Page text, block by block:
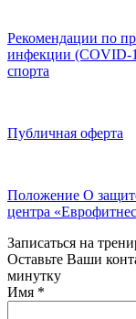
Рекомендации по
инфекции (COVID-
спорта
Публичная оферта
Положение О
центра
Записаться на
Оставьте Ваши
минутку
Имя *